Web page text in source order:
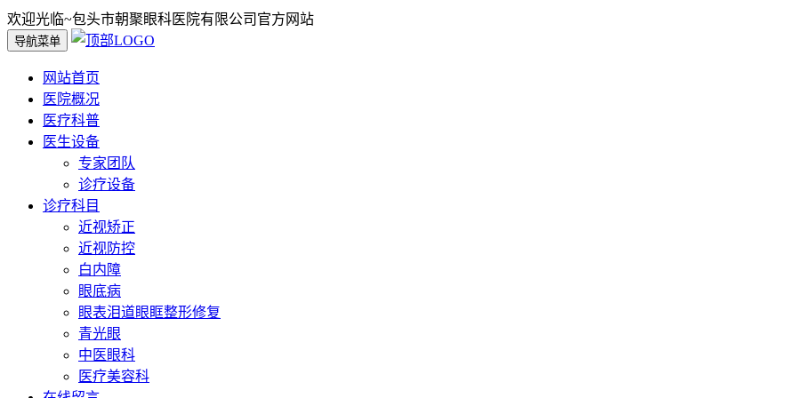
欢迎光临~包头市朝聚眼科医院有限公司官方网站
导航菜单
网站首页
医院概况
医疗科普
医生设备
专家团队
诊疗设备
诊疗科目
近视矫正
近视防控
白内障
眼底病
眼表泪道眼眶整形修复
青光眼
中医眼科
医疗美容科